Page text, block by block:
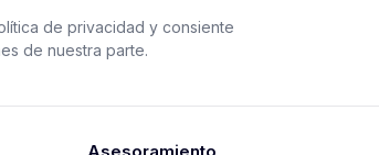
de privacidad y consiente
de nuestra parte.